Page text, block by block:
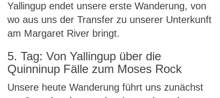
Yallingup endet unsere erste Wanderung, von
wo aus uns der Transfer zu unserer Unterkunft
am Margaret River bringt.
5. Tag: Von Yallingup über die
Quinninup Fälle zum Moses Rock
Unsere heute Wanderung führt uns zunächst